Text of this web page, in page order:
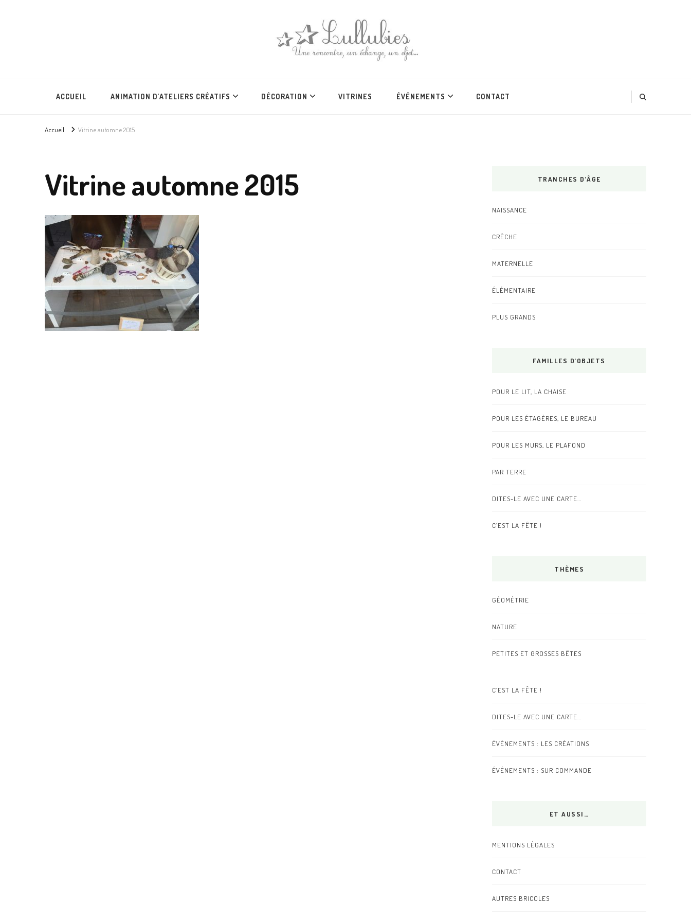
ACCUEIL ANIMATION D’ATELIERS CRÉATIFS DÉCORATION VITRINES ÉVÉNEMENTS CONTACT
Accueil Vitrine automne 2015
Vitrine automne 2015 TRANCHES D’ÂGE
NAISSANCE
CRÈCHE
MATERNELLE
ÉLÉMENTAIRE
PLUS GRANDS
FAMILLES D’OBJETS
POUR LE LIT, LA CHAISE
POUR LES ÉTAGÈRES, LE BUREAU
POUR LES MURS, LE PLAFOND
PAR TERRE
DITES-LE AVEC UNE CARTE…
C’EST LA FÊTE !
THÈMES
GÉOMÉTRIE
NATURE
PETITES ET GROSSES BÊTES
C’EST LA FÊTE !
DITES-LE AVEC UNE CARTE…
ÉVÉNEMENTS : LES CRÉATIONS
ÉVÉNEMENTS : SUR COMMANDE
ET AUSSI…
MENTIONS LÉGALES
CONTACT
AUTRES BRICOLES